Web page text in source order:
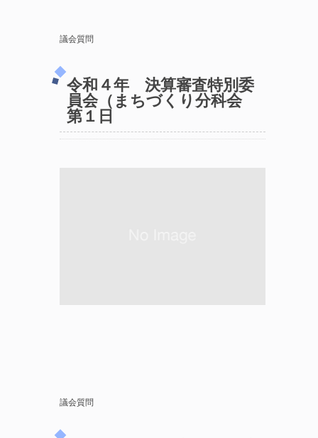
議会質問
令和４年 決算審査特別委
員会（まちづくり分科会
第１日
議会質問